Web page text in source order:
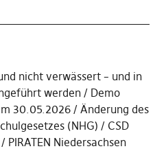
nicht verwässert – und in
werden
Demo
30.05.2026
Änderung des
(NHG)
CSD
PIRATEN Niedersachsen